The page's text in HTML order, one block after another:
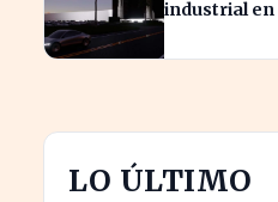
industrial en
LO ÚLTIMO